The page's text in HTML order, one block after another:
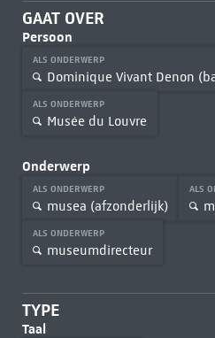
GAAT OVER
Persoon
ALS ONDERWERP
Dominique Vivant Denon
ALS ONDERWERP
Musée du Louvre
Onderwerp
ALS ONDERWERP
musea (afzonderlijk)
ALS
ALS ONDERWERP
museumdirecteur
TYPE
Taal